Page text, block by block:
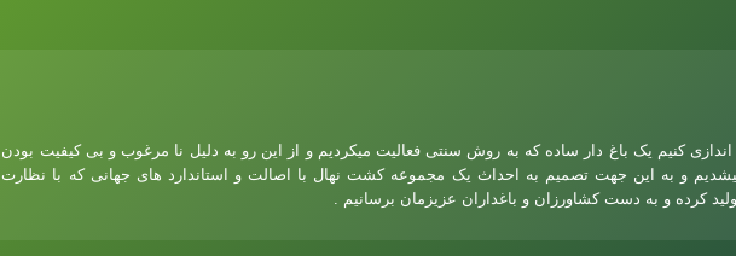
اندازی کنیم یک باغ دار ساده که به روش سنتی فعالیت میکردیم و از این رو به دلیل نا مرغوب و بی کیفیت بودن
و به این جهت تصمیم به احداث یک مجموعه کشت نهال با اصالت و استاندارد های جهانی که با نظارت
کرده و به دست کشاورزان و باغداران عزیزمان برسانیم .